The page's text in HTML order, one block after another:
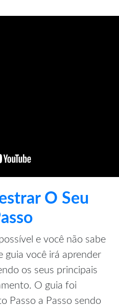
O Seu
e você não sabe
guia você irá aprender
os seus principais
O guia foi
Passo a Passo sendo